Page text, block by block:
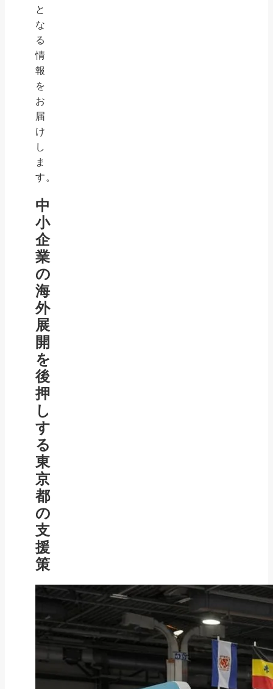
と
な
る
情
報
を
お
届
け
し
ま
す。
中
小
企
業
の
海
外
展
開
を
後
押
し
す
る
東
京
都
の
支
援
策